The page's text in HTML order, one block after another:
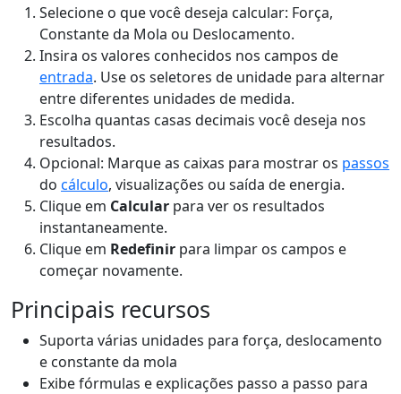
Selecione o que você deseja calcular: Força,
Constante da Mola ou Deslocamento.
Insira os valores conhecidos nos campos de
entrada. Use os seletores de unidade para alternar
entre diferentes unidades de medida.
Escolha quantas casas decimais você deseja nos
resultados.
Opcional: Marque as caixas para mostrar os passos
do cálculo, visualizações ou saída de energia.
Clique em Calcular para ver os resultados
instantaneamente.
Clique em Redefinir para limpar os campos e
começar novamente.
Principais recursos
Suporta várias unidades para força, deslocamento
e constante da mola
Exibe fórmulas e explicações passo a passo para